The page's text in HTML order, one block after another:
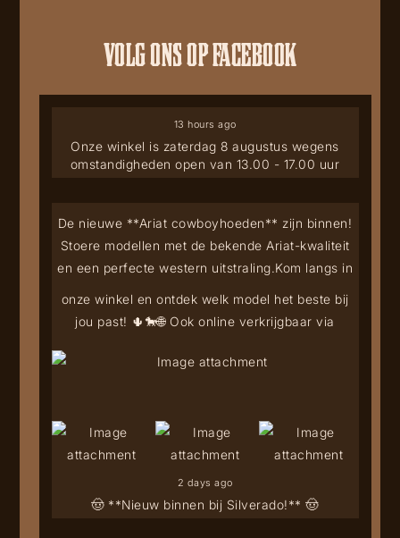
VOLG ONS OP FACEBOOK
Onze winkel is zaterdag 8 augustus wegens
omstandigheden open van 13.00 - 17.00 uur
13 hours ago
🤠 **Nieuw binnen bij Silverado!** 🤠
De nieuwe **Ariat cowboyhoeden** zijn binnen!
Stoere modellen met de bekende Ariat-kwaliteit
en een perfecte western uitstraling.Kom langs in
onze winkel en ontdek welk model het beste bij
jou past! 🌵🐎🌐 Ook online verkrijgbaar via
2 days ago